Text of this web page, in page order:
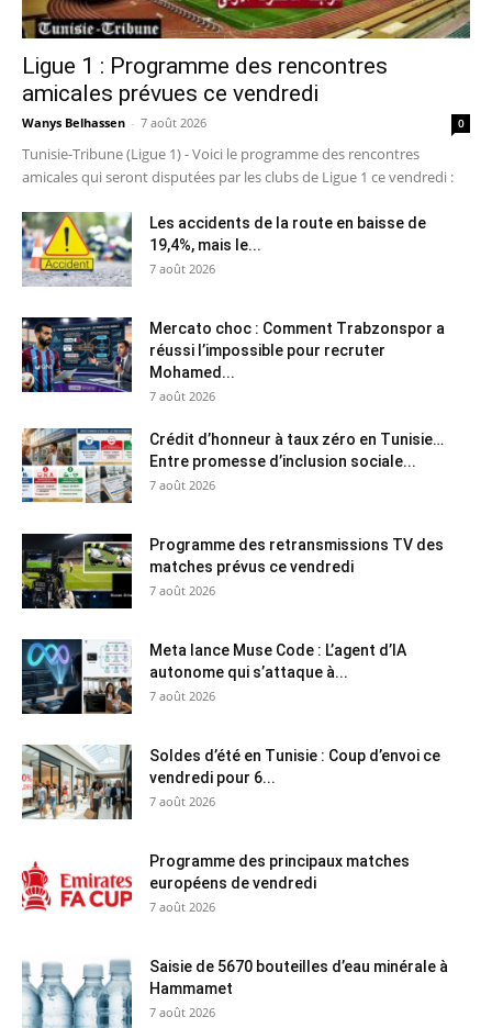
Ligue 1 : Programme des rencontres
amicales prévues ce vendredi
Wanys Belhassen - 7 août 2026 0
Tunisie-Tribune (Ligue 1) - Voici le programme des rencontres
amicales qui seront disputées par les clubs de Ligue 1 ce vendredi :
Les accidents de la route en baisse de
19,4%, mais le...
7 août 2026
Mercato choc : Comment Trabzonspor a
réussi l’impossible pour recruter
Mohamed...
7 août 2026
Crédit d’honneur à taux zéro en Tunisie…
Entre promesse d’inclusion sociale...
7 août 2026
Programme des retransmissions TV des
matches prévus ce vendredi
7 août 2026
Meta lance Muse Code : L’agent d’IA
autonome qui s’attaque à...
7 août 2026
Soldes d’été en Tunisie : Coup d’envoi ce
vendredi pour 6...
7 août 2026
Programme des principaux matches
européens de vendredi
7 août 2026
Saisie de 5670 bouteilles d’eau minérale à
Hammamet
7 août 2026